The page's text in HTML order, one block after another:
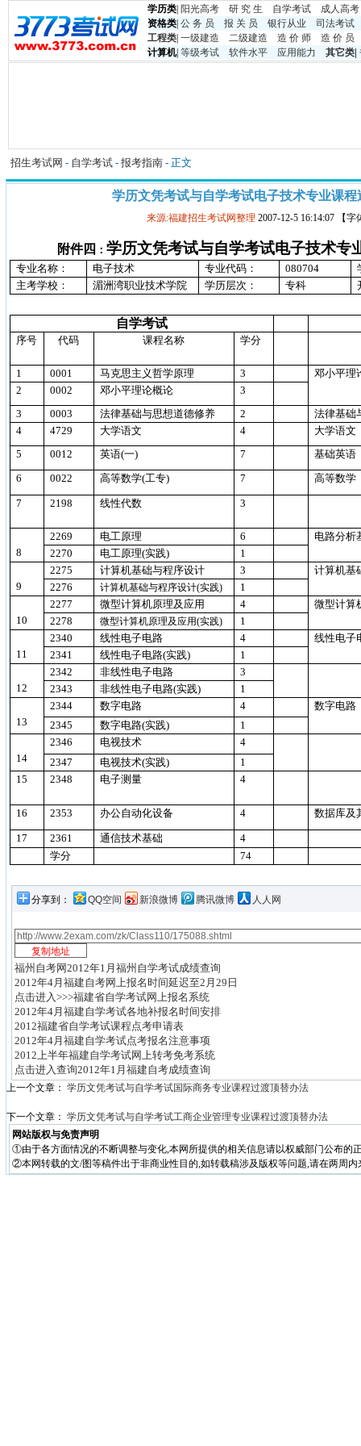
学历类 阳光高考 研 究 生 自学考试
成人高考
资格类 公 务 员 报 关 员 银行从业
司法考试
工程类 一级建造 二级建造 造 价 师
造 价 员
计算机| 等级考试 软件水平 应用能力 其它类
招生考试网 - 自学考试 - 报考指南 - 正文
学历文凭考试与自学考试电子技术专业课程
来源:福建招生考试网整理 2007-12-5 16:14:07 【字
附件四 ： 学历文凭考试与自学考试电子技术专
专业名称： 电子技术 专业代码： 080704
主考学校：
湄洲湾职业技术学院 学历层次： 专科
自学考试
序号 代码 课程名称 学分
1 0001 马克思主义哲学原理 3
邓小平理
2
0002 邓小平理论概论
3
3
0003 法律基础与思想道德修养 2
法律基础
4
4729 大学语文 4
大学语文
5
0012 英语(一) 7
基础英语
6
0022 高等数学(工专) 7 高等数学
7 2198 线性代数 3
8
2269 电工原理 6
电路分析
2270
电工原理(实践) 1
9
2275 计算机基础与程序设计 3
计算机基
2276
计算机基础与程序设计(实践) 1
10
2277 微型计算机原理及应用 4
微型计算
2278
微型计算机原理及应用(实践) 1
11
2340 线性电子电路 4
线性电子
2341
线性电子电路(实践) 1
12
2342 非线性电子电路
3
2343
非线性电子电路(实践) 1
13
2344 数字电路 4
数字电路
2345
数字电路(实践) 1
14
2346 电视技术
4
2347
电视技术(实践)
1
15
2348 电子测量 4
16 2353 办公自动化设备 4 数据库及
17 2361 通信技术基础
4
学分
74
分享到： QQ空间 新浪微博 腾讯微博 人人网
福州自考网2012年1月福州自学考试成绩查询
2012年4月福建自考网上报名时间延迟至2月29日
点击进入>>>福建省自学考试网上报名系统
2012年4月福建自学考试各地补报名时间安排
2012福建省自学考试课程点考申请表
2012年4月福建自学考试点考报名注意事项
2012上半年福建自学考试网上转考免考系统
点击进入查询2012年1月福建自考成绩查询
上一个文章： 学历文凭考试与自学考试国际商务专业课程过渡顶替办法
下一个文章： 学历文凭考试与自学考试工商企业管理专业课程过渡顶替办法
网站版权与免责声明
①由于各方面情况的不断调整与变化,本网所提供的相关信息请以权威部门公布的
②本网转载的文/图等稿件出于非商业性目的,如转载稿涉及版权等问题,请在两周内